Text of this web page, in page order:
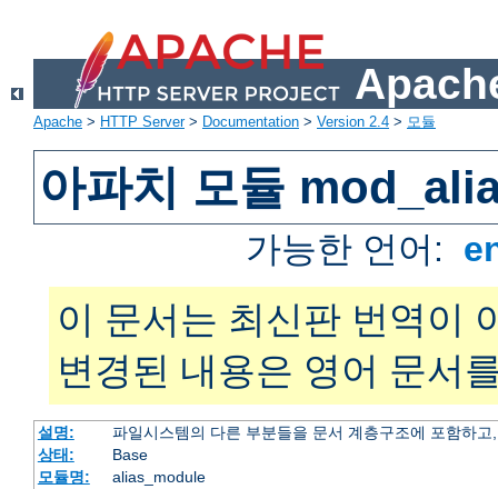
Apache > HTTP Server> Documentation > Version 2.4 > 모듈
아파치 모듈
가능한 언어:
이 문서는 최신판 번역이
변경된 내용은 영어 문서
설명:
파일시스템의 다른 부분들을 문서 계층구조에 포함하
상태:
Base
모듈명:
alias_module